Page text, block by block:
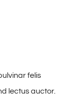
felis
lectus auctor.